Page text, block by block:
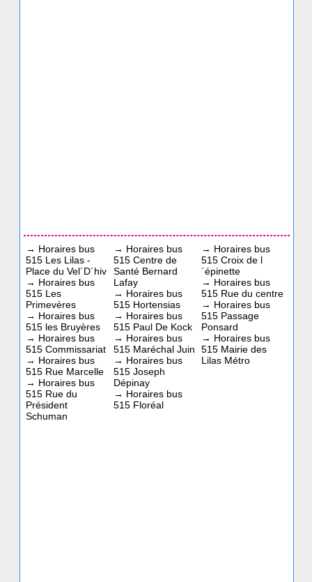
→ Horaires bus
515 Les Lilas -
Place du Vel´D´hiv
→ Horaires bus
515 Les
Primevères
→ Horaires bus
515 les Bruyères
→ Horaires bus
515 Commissariat
→ Horaires bus
515 Rue Marcelle
→ Horaires bus
515 Rue du
Président
Schuman
→ Horaires bus
515 Centre de
Santé Bernard
Lafay
→ Horaires bus
515 Hortensias
→ Horaires bus
515 Paul De Kock
→ Horaires bus
515 Maréchal Juin
→ Horaires bus
515 Joseph
Dépinay
→ Horaires bus
515 Floréal
→ Horaires bus
515 Croix de l
´épinette
→ Horaires bus
515 Rue du centre
→ Horaires bus
515 Passage
Ponsard
→ Horaires bus
515 Mairie des
Lilas Métro